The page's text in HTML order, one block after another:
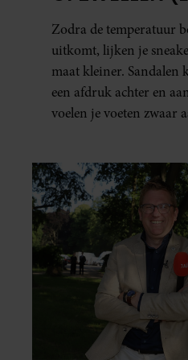
ERAAN KUNT
Zodra de temperatuur
uitkomt, lijken je
maat kleiner. Sandalen
een afdruk achter en
voelen je voeten zwaar